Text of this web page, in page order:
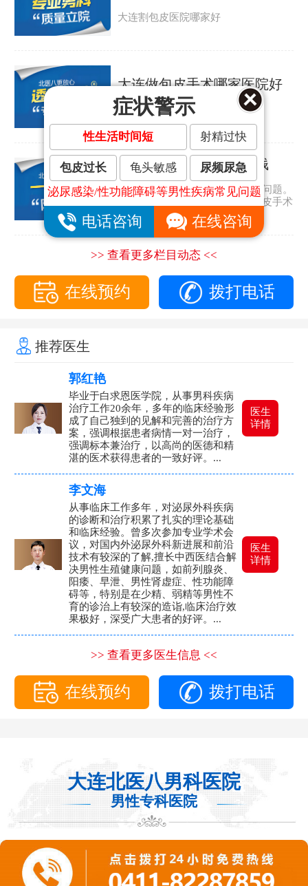
大连割包皮医院哪家好
大连做包皮手术哪家医院好
大连做包皮手术哪家医院好
大连割包皮手术要多少钱
包皮过长是许多男人都会遇到的问题。
那包皮怎么会太长呢？大连割包皮手术
要多少钱？...
>> 查看更多栏目动态 <<
在线预约 拨打电话
推荐医生
郭红艳
毕业于白求恩医学院，从事男科疾病
治疗工作20余年，多年的临床经验形
成了自己独到的见解和完善的治疗方
案，强调根据患者病情一对一治疗，
强调标本兼治疗，以高尚的医德和精
湛的医术获得患者的一致好评。...
医生
详情
李文海
从事临床工作多年，对泌尿外科疾病
的诊断和治疗积累了扎实的理论基础
和临床经验。曾多次参加专业学术会
议，对国内外泌尿外科新进展和前沿
技术有较深的了解,擅长中西医结合解
决男性生殖健康问题，如前列腺炎、
阳痿、早泄、男性肾虚症、性功能障
碍等，特别是在少精、弱精等男性不
育的诊治上有较深的造诣,临床治疗效
果极好，深受广大患者的好评。...
医生
详情
>> 查看更多医生信息 <<
在线预约 拨打电话
大连北医八男科医院
男性专科医院
症状警示
性生活时间短 射精过快
包皮过长 龟头敏感
尿频尿急
泌尿感染/性功能障碍等男性疾病常见问题
电话咨询 在线咨询